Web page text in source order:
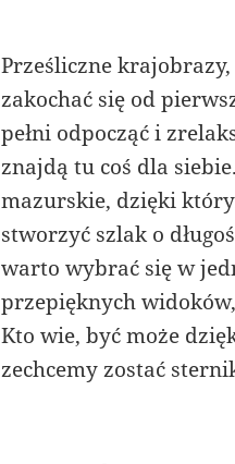
Prześliczne
zakochać się od
pełni odpocząć i
znajdą tu coś dla
mazurskie, dzięki
stworzyć szlak o
warto wybrać się w
przepięknych
Kto wie, być może
zechcemy zostać